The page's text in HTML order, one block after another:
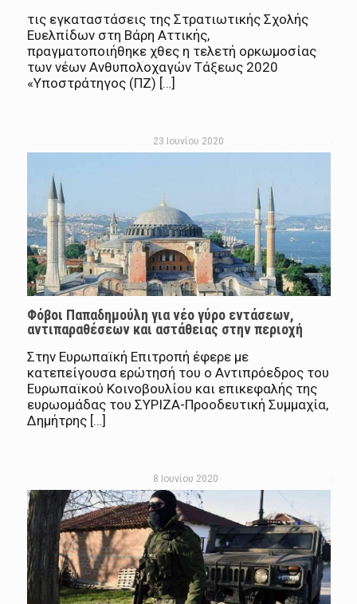
τις εγκαταστάσεις της Στρατιωτικής Σχολής
Ευελπίδων στη Βάρη Αττικής,
πραγματοποιήθηκε χθες η τελετή ορκωμοσίας
των νέων Ανθυπολοχαγών Τάξεως 2020
«Υποστράτηγος (ΠΖ) […]
23 Ιουνίου 2020
Φόβοι Παπαδημούλη για νέο γύρο εντάσεων,
αντιπαραθέσεων και αστάθειας στην περιοχή
Στην Ευρωπαϊκή Επιτροπή έφερε με
κατεπείγουσα ερώτησή του ο Αντιπρόεδρος του
Ευρωπαϊκού Κοινοβουλίου και επικεφαλής της
ευρωομάδας του ΣΥΡΙΖΑ-Προοδευτική Συμμαχία,
Δημήτρης […]
8 Ιουνίου 2020